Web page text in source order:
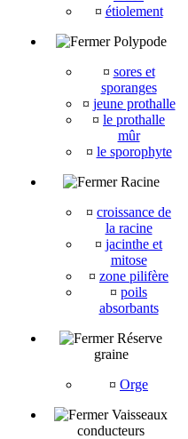
¤ étiolement
Polypode
¤ sores et
sporanges
¤ jeune prothalle
¤ le prothalle
mûr
¤ le sporophyte
Racine
¤ croissance de
la racine
¤ jacinthe et
mitose
¤ zone pilifère
¤ poils
absorbants
Réserve
graine
¤ Orge
Vaisseaux
conducteurs